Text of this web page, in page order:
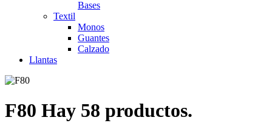
Bases
Textil
Monos
Guantes
Calzado
Llantas
F80 Hay 58 productos.